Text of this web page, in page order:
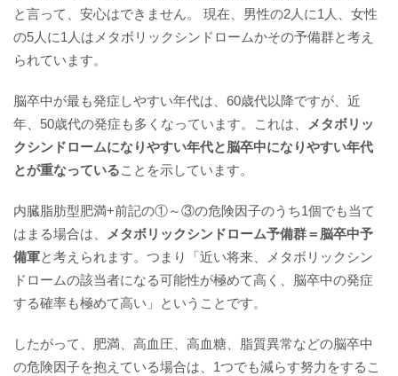
と言って、安心はできません。 現在、男性の2人に1人、女性
の5人に1人はメタボリックシンドロームかその予備群と考え
られています。
脳卒中が最も発症しやすい年代は、60歳代以降ですが、近
年、50歳代の発症も多くなっています。これは、
メタボリッ
クシンドロームになりやすい年代と脳卒中になりやすい年代
とが重なっていることを示しています。
内臓脂肪型肥満+前記の①～③の危険因子のうち1個でも当て
はまる場合は、
メタボリックシンドローム予備群＝脳卒中予
備軍と考えられます。つまり「近い将来、メタボリックシン
ドロームの該当者になる可能性が極めて高く、脳卒中の発症
する確率も極めて高い」ということです。
したがって、肥満、高血圧、高血糖、脂質異常などの脳卒中
の危険因子を抱えている場合は、1つでも減らす努力をするこ